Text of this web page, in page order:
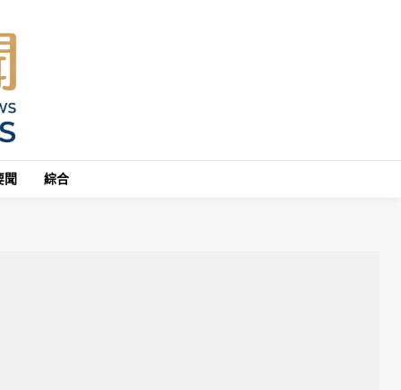
聞 綜合